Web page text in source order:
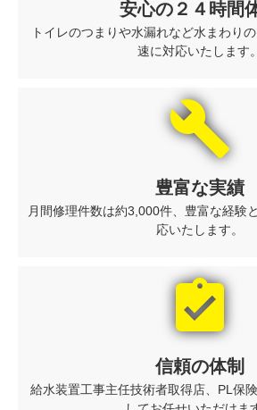
安心の２４時間
トイレのつまりや水漏れなど水まわり
速に対応いたします。
build
豊富な実績
月間修理件数は約3,000件、豊富な経験
応いたします。
assignment_turned_in
信頼の体制
給水装置工事主任技術者取得店、PL保